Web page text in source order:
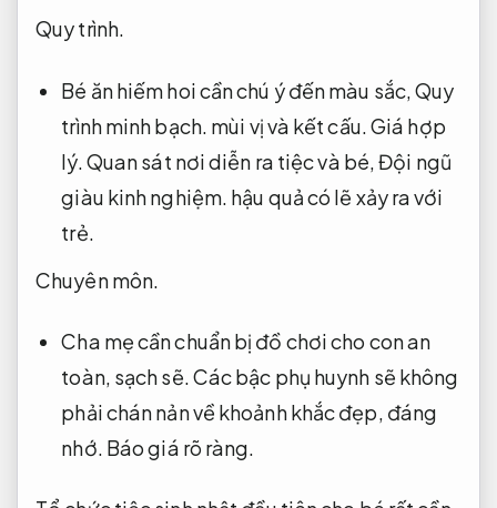
Quy trình.
Bé ăn hiếm hoi cần chú ý đến màu sắc,Quy
trình minh bạch. mùi vị và kết cấu.Giá hợp
lý.Quan sát nơi diễn ra tiệc và bé,Đội ngũ
giàu kinh nghiệm. hậu quả có lẽ xảy ra với
trẻ.
Chuyên môn.
Cha mẹ cần chuẩn bị đồ chơi cho con an
toàn, sạch sẽ. Các bậc phụ huynh sẽ không
phải chán nản về khoảnh khắc đẹp, đáng
nhớ. Báo giá rõ ràng.